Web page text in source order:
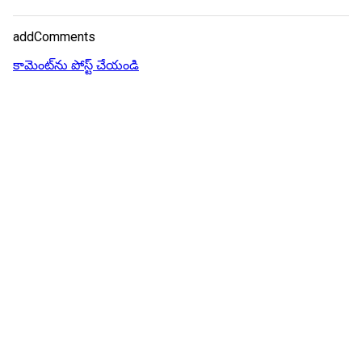
addComments
కామెంట్‌ను పోస్ట్ చేయండి